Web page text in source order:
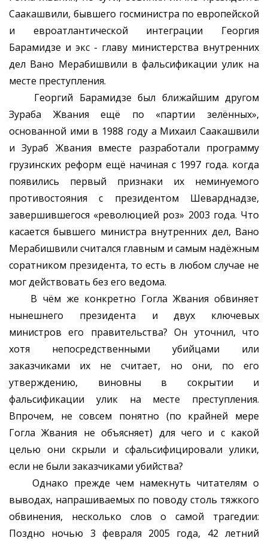
Саакашвили, бывшего госминистра по европейской
и евроатлантической интеграции Георгия
Барамидзе и экс - главу министерства внутренних
дел Вано Мерабишвили в фальсификации улик на
месте преступления.
Георгий Барамидзе был ближайшим другом
Зураба Жвания ещё по «партии зелённых»,
основанной ими в 1988 году а Михаил Саакашвили
и Зураб Жвания вместе разработали программу
грузинских реформ ещё начиная с 1997 года. когда
появились первый признаки их неминуемого
противостояния с президентом Шеварднадзе,
завершившегося «революцией роз» 2003 года. Что
касается бывшего министра внутренних дел, Вано
Мерабишвили считался главным и самым надёжным
соратником президента, то есть в любом случае не
мог действовать без его ведома.
В чём же конкретно Гогла Жвания обвиняет
нынешнего президента и двух ключевых
министров его правительства? Он уточнил, что
хотя непосредственными убийцами или
заказчиками их не считает, но они, по его
утверждению, виновны в сокрытии и
фальсификации улик на месте преступления.
Впрочем, не совсем понятно (по крайней мере
Гогла Жвания не объясняет) для чего и с какой
целью они скрыли и сфальсифицировали улики,
если не были заказчиками убийства?
Однако прежде чем намекнуть читателям о
выводах, напрашиваемых по поводу столь тяжкого
обвинения, несколько слов о самой трагедии:
Поздно ночью 3 февраля 2005 года, 42 летний